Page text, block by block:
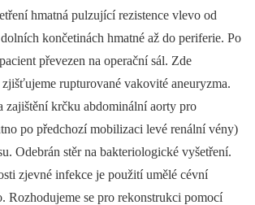
hmatná pulzující rezistence vlevo od
končetinách hmatné až do periferie. Po
převezen na operační sál. Zde
rupturované vakovité aneuryzma.
zajištění krčku abdominální aorty pro
po předchozí mobilizaci levé renální vény)
Odebrán stěr na bakteriologické vyšetření.
zjevné infekce je použití umělé cévní
Rozhodujeme se pro rekonstrukci pomocí